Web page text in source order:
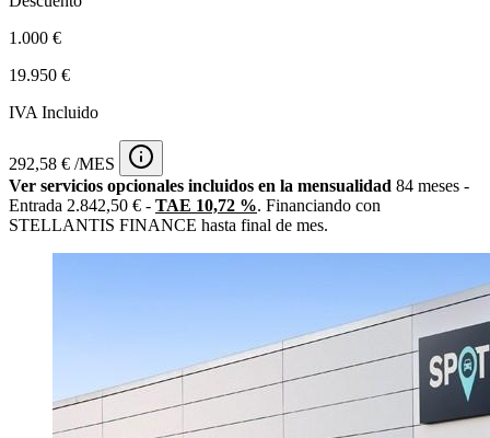
1.000 €
19.950 €
IVA Incluido
292,58 € /MES
Ver servicios opcionales incluidos en la mensualidad 84 meses -
Entrada 2.842,50 € - TAE 10,72 %. Financiando con
STELLANTIS FINANCE hasta final de mes.